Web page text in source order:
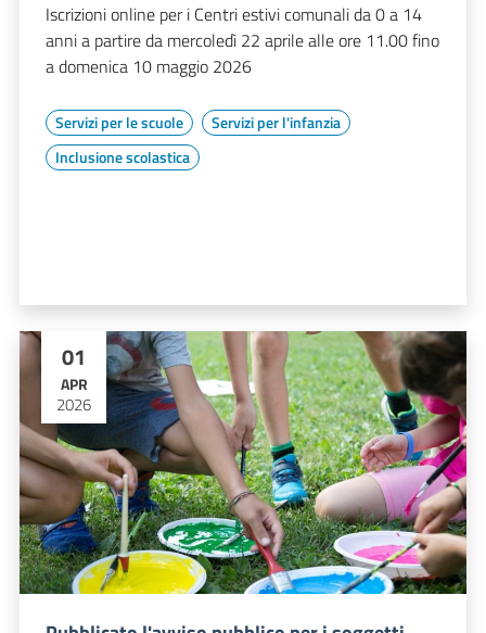
Iscrizioni online per i Centri estivi comunali da 0 a 14
anni a partire da mercoledì 22 aprile alle ore 11.00 fino
a domenica 10 maggio 2026
Servizi per le scuole
Servizi per l'infanzia
Inclusione scolastica
01
APR
2026